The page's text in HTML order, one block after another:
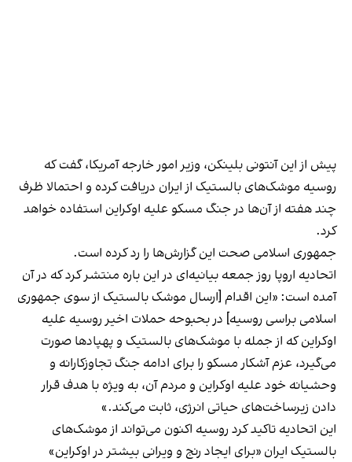
پیش از این آنتونی بلینکن، وزیر امور خارجه آمریکا، گفت که
روسیه موشک‌های بالستیک از ایران دریافت کرده و احتمالا ظرف
چند هفته از آن‌ها در جنگ مسکو علیه اوکراین استفاده خواهد
کرد.
جمهوری اسلامی صحت این گزارش‌ها را رد کرده است.
اتحادیه اروپا روز جمعه بیانیه‌ای در این باره منتشر کرد که در آن
آمده است: «این اقدام [ارسال موشک بالستیک از سوی جمهوری
اسلامی براسی روسیه] در بحبوحه حملات اخیر روسیه علیه
اوکراین که از جمله با موشک‌های بالستیک و پهپادها صورت
می‌گیرد، عزم آشکار مسکو را برای ادامه جنگ تجاوزکارانه و
وحشیانه خود علیه اوکراین و مردم آن، به ویژه با هدف قرار
دادن زیرساخت‌های حیاتی انرژی، ثابت می‌کند.»
این اتحادیه تاکید کرد روسیه اکنون می‌تواند از موشک‌های
بالستیک ایران «برای ایجاد رنج و ویرانی بیشتر در اوکراین»